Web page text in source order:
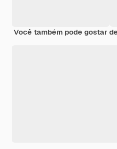
Você também pode gostar